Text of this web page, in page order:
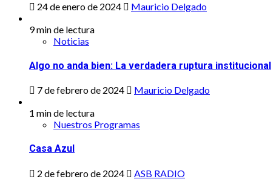
24 de enero de 2024
Mauricio Delgado
9 min de lectura
Noticias
Algo no anda bien: La verdadera ruptura institucional
7 de febrero de 2024
Mauricio Delgado
1 min de lectura
Nuestros Programas
Casa Azul
2 de febrero de 2024
ASB RADIO